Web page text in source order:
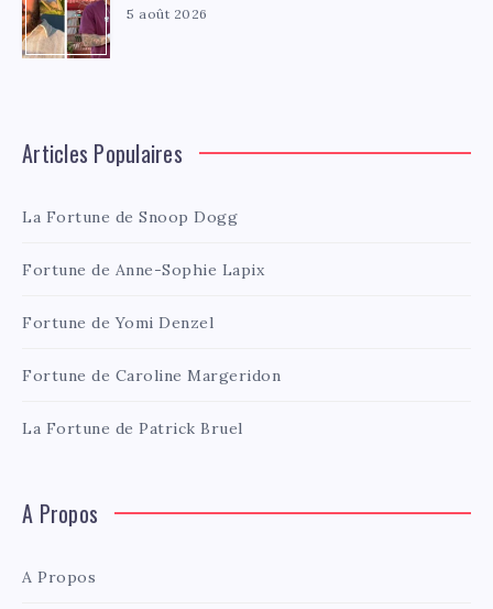
5 août 2026
Articles Populaires
La Fortune de Snoop Dogg
Fortune de Anne-Sophie Lapix
Fortune de Yomi Denzel
Fortune de Caroline Margeridon
La Fortune de Patrick Bruel
A Propos
A Propos